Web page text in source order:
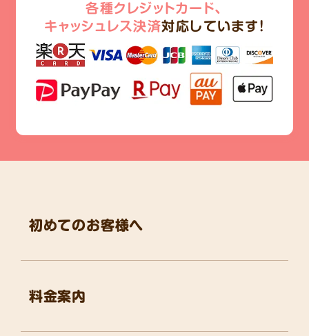
各種クレジットカード、
キャッシュレス決済対応しています!
初めてのお客様へ
料金案内